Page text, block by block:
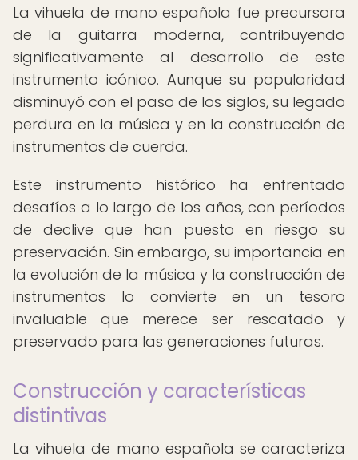
La vihuela de mano española fue precursora
de la guitarra moderna, contribuyendo
significativamente al desarrollo de este
instrumento icónico. Aunque su popularidad
disminuyó con el paso de los siglos, su legado
perdura en la música y en la construcción de
instrumentos de cuerda.
Este instrumento histórico ha enfrentado
desafíos a lo largo de los años, con períodos
de declive que han puesto en riesgo su
preservación. Sin embargo, su importancia en
la evolución de la música y la construcción de
instrumentos lo convierte en un tesoro
invaluable que merece ser rescatado y
preservado para las generaciones futuras.
Construcción y características
distintivas
La vihuela de mano española se caracteriza